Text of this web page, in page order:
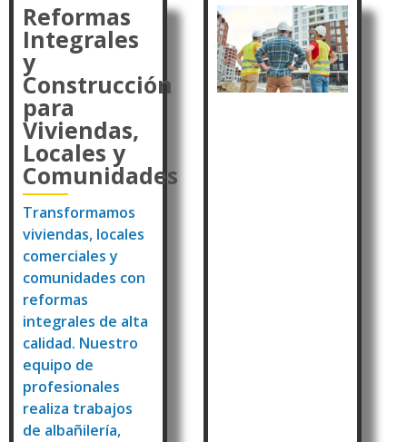
Reformas
Integrales
y
Construcción
para
Viviendas,
Locales y
Comunidades
Transformamos
viviendas, locales
comerciales y
comunidades con
reformas
integrales de alta
calidad. Nuestro
equipo de
profesionales
realiza trabajos
de albañilería,